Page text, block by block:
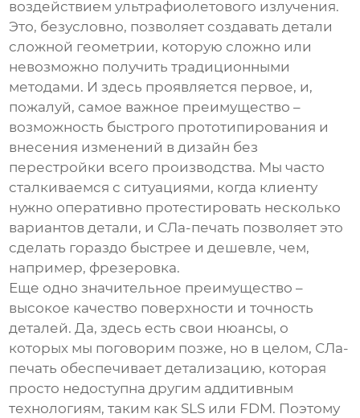
воздействием ультрафиолетового излучения.
Это, безусловно, позволяет создавать детали
сложной геометрии, которую сложно или
невозможно получить традиционными
методами. И здесь проявляется первое, и,
пожалуй, самое важное преимущество –
возможность быстрого прототипирования и
внесения изменений в дизайн без
перестройки всего производства. Мы часто
сталкиваемся с ситуациями, когда клиенту
нужно оперативно протестировать несколько
вариантов детали, и СЛа-печать позволяет это
сделать гораздо быстрее и дешевле, чем,
например, фрезеровка.
Еще одно значительное преимущество –
высокое качество поверхности и точность
деталей. Да, здесь есть свои нюансы, о
которых мы поговорим позже, но в целом, СЛа-
печать обеспечивает детализацию, которая
просто недоступна другим аддитивным
технологиям, таким как SLS или FDM. Поэтому